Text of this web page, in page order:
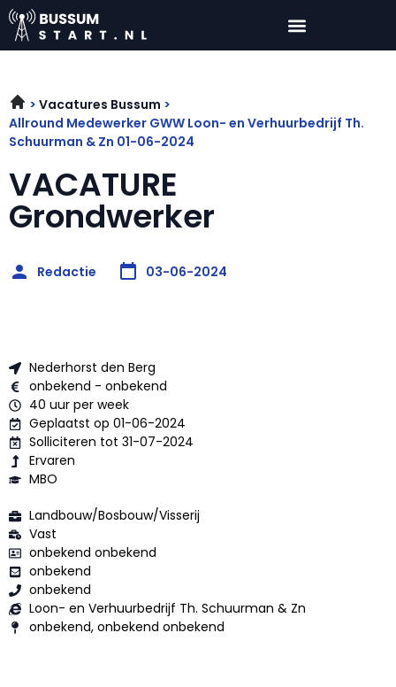
Vacatures Bussum
Allround Medewerker GWW Loon- en Verhuurbedrijf Th.
Schuurman & Zn 01-06-2024
VACATURE
Grondwerker
Redactie 03-06-2024
Nederhorst den Berg
onbekend - onbekend
40 uur per week
Geplaatst op 01-06-2024
Solliciteren tot 31-07-2024
Ervaren
MBO
Landbouw/Bosbouw/Visserij
Vast
onbekend onbekend
onbekend
onbekend
Loon- en Verhuurbedrijf Th. Schuurman & Zn
onbekend, onbekend onbekend